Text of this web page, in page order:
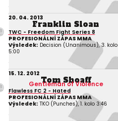
20. 04. 2013
Franklin Sloan
TWC - Freedom Fight Series 8
PROFESIONÁLNÍ ZÁPAS MMA
Výsledek: Decision (Unanimous), 3. kolo
5:00
15. 12. 2012
Tom Shoaff
Gentleman of Violence
Flawless FC 2 - Hated
PROFESIONÁLNÍ ZÁPAS MMA
Výsledek: TKO (Punches), 1. kolo 3:46